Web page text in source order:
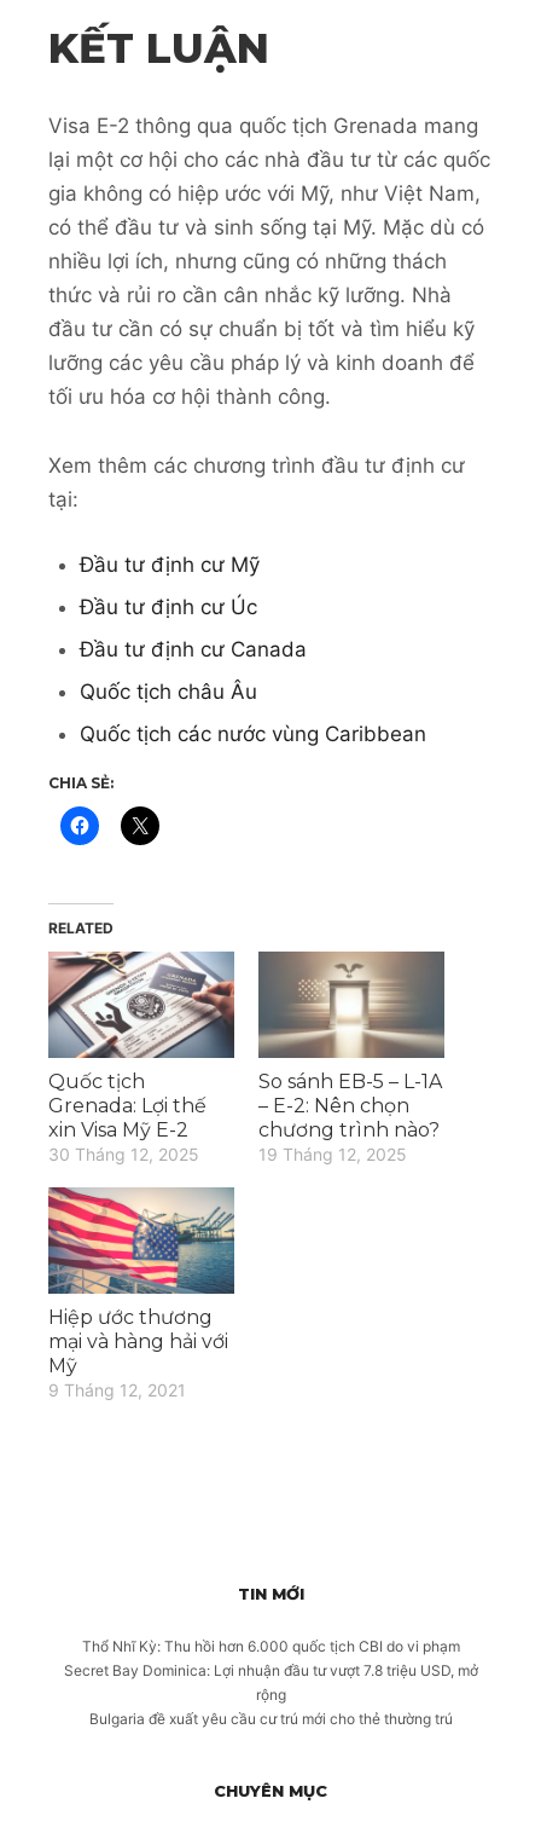
KẾT LUẬN
Visa E-2 thông qua quốc tịch Grenada mang
lại một cơ hội cho các nhà đầu tư từ các quốc
gia không có hiệp ước với Mỹ, như Việt Nam,
có thể đầu tư và sinh sống tại Mỹ. Mặc dù có
nhiều lợi ích, nhưng cũng có những thách
thức và rủi ro cần cân nhắc kỹ lưỡng. Nhà
đầu tư cần có sự chuẩn bị tốt và tìm hiểu kỹ
lưỡng các yêu cầu pháp lý và kinh doanh để
tối ưu hóa cơ hội thành công.
Xem thêm các chương trình đầu tư định cư
tại:
Đầu tư định cư Mỹ
Đầu tư định cư Úc
Đầu tư định cư Canada
Quốc tịch châu Âu
Quốc tịch các nước vùng Caribbean
CHIA SẺ:
RELATED
Quốc tịch
Grenada: Lợi thế
xin Visa Mỹ E-2
30 Tháng 12, 2025
So sánh EB-5 – L-1A
– E-2: Nên chọn
chương trình nào?
19 Tháng 12, 2025
Hiệp ước thương
mại và hàng hải với
Mỹ
9 Tháng 12, 2021
TIN MỚI
Thổ Nhĩ Kỳ: Thu hồi hơn 6.000 quốc tịch CBI do vi phạm
Secret Bay Dominica: Lợi nhuận đầu tư vượt 7.8 triệu USD, mở
rộng
Bulgaria đề xuất yêu cầu cư trú mới cho thẻ thường trú
CHUYÊN MỤC